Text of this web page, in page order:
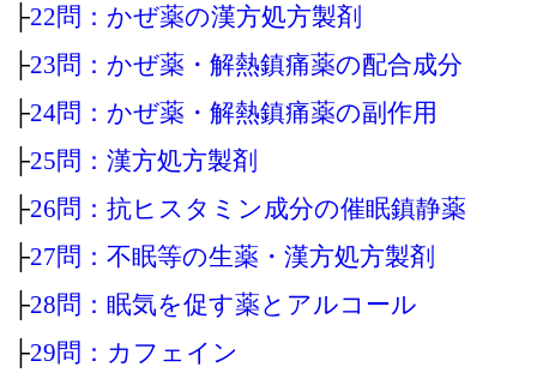
├22問：かぜ薬の漢方処方製剤
├23問：かぜ薬・解熱鎮痛薬の配合成分
├24問：かぜ薬・解熱鎮痛薬の副作用
├25問：漢方処方製剤
├26問：抗ヒスタミン成分の催眠鎮静薬
├27問：不眠等の生薬・漢方処方製剤
├28問：眠気を促す薬とアルコール
├29問：カフェイン